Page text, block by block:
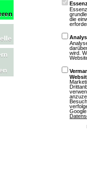
oder,oder,oder....
oder unterdrücke sie.
Nation, oder baue einen
hängt an dir...
NationStates
die
wird.